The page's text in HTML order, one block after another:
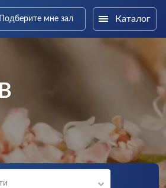
Подберите мне зал Каталог